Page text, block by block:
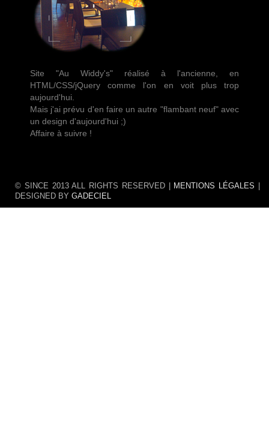
Site "Au Widdy's" réalisé à l'ancienne, en
HTML/CSS/jQuery comme l'on en voit plus trop
aujourd'hui.
Mais j'ai prévu d'en faire un autre "flambant neuf" avec
un design d'aujourd'hui ;)
Affaire à suivre !
© SINCE 2013 ALL RIGHTS RESERVED | MENTIONS LÉGALES
DESIGNED BY GADECIEL